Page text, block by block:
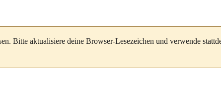
Bitte aktualisiere deine Browser-Lesezeichen und verwende